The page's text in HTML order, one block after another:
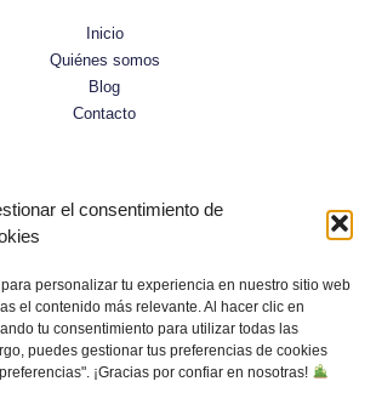
el consentimiento de
personalizar tu experiencia en nuestro sitio web
el contenido más relevante. Al hacer clic en
tu consentimiento para utilizar todas las
puedes gestionar tus preferencias de cookies
¡Gracias por confiar en nosotras!
Inicio
Quiénes somos
Blog
Contacto
Legal
Aviso legal
Declaración de accesibilidad
Política de cookies
Política de privacidad